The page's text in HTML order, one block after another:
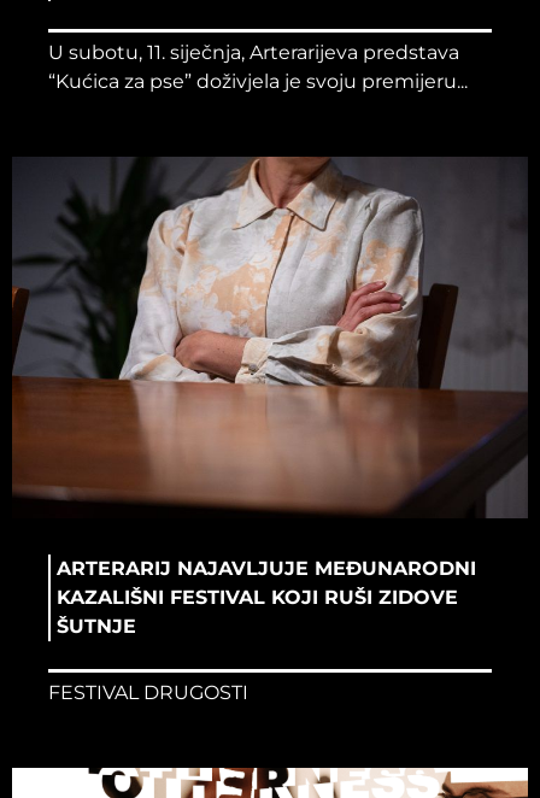
U subotu, 11. siječnja, Arterarijeva predstava
“Kućica za pse” doživjela je svoju premijeru...
ARTERARIJ NAJAVLJUJE MEĐUNARODNI
KAZALIŠNI FESTIVAL KOJI RUŠI ZIDOVE
ŠUTNJE
FESTIVAL DRUGOSTI